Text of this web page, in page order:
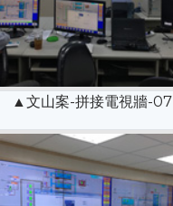
▲文山案-拼接電視牆-07